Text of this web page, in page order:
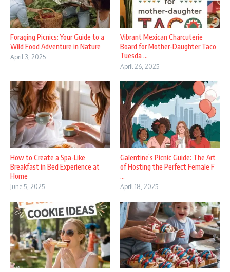
Foraging Picnics: Your Guide to a
Wild Food Adventure in Nature
April 3, 2025
Vibrant Mexican Charcuterie
Board for Mother-Daughter Taco
Tuesda ...
April 26, 2025
How to Create a Spa-Like
Breakfast in Bed Experience at
Home
June 5, 2025
Galentine’s Picnic Guide: The Art
of Hosting the Perfect Female F
...
April 18, 2025